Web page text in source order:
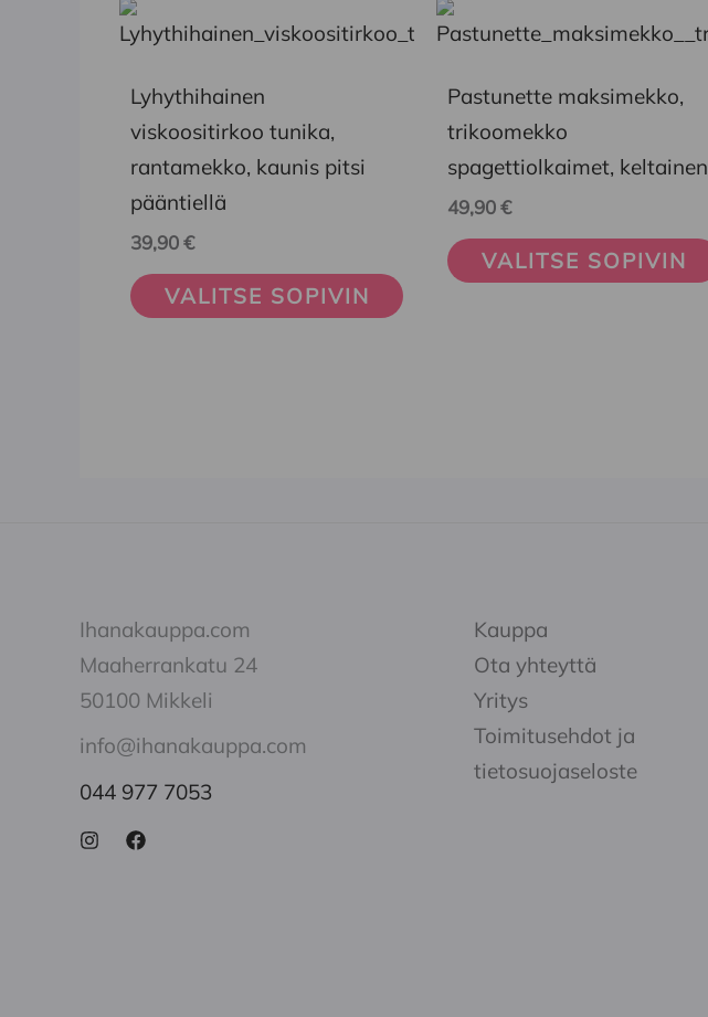
Lyhythihainen
viskoositirkoo tunika,
rantamekko, kaunis pitsi
pääntiellä
39,90€
VALITSE SOPIVIN
Tällä
tuotteella
on
useampi
muunnelma.
Voit
tuotteen
Pastunette maksimekko,
trikoomekko
spagettiolkaimet, keltainen
49,90€
VALITSE SOPIVIN
Tällä
tuotteella
on
useampi
muunnelma.
valinnat
Ihanakauppa.com
Maaherrankatu 24
50100 Mikkeli
info@ihanakauppa.com
044 977 7053
Kauppa
Ota yhteyttä
Yritys
Toimitusehdot ja
tietosuojaseloste